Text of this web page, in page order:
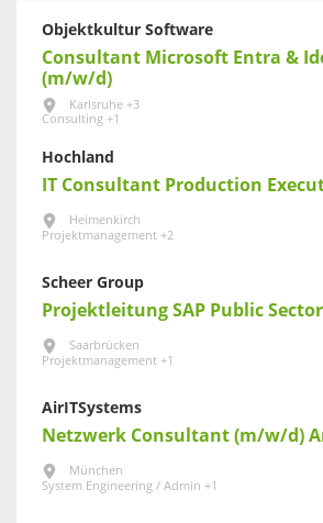
Objektkultur Software
Consultant Microsoft Entra &
(m/w/d)
Karlsruhe +3
Consulting +1
Hochland
IT Consultant Production
Heimenkirch
Projektmanagement +2
Scheer Group
Projektleitung SAP Public
Saarbrücken
Projektmanagement +1
AirITSystems
Netzwerk Consultant (m/w/d)
München
System Engineering / Admin +1